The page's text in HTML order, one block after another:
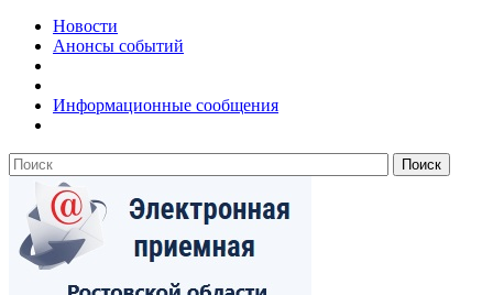
Новости
Анонсы событий
Информационные сообщения